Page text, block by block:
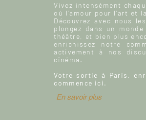
Vivez intensément
où l'amour pour l'art et
Découvrez avec nous
plongez dans un
théâtre, et bien plus
enrichissez notre
activement à nos
cinéma.
Votre sortie à Paris,
commence ici.
En savoir plus